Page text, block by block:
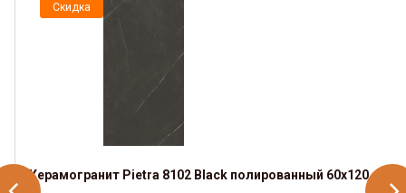
Скидка
Керамогранит Pietra 8102 Black полированный 60x120